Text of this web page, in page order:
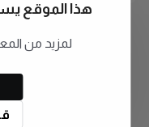
هذا الموقع
لمزيد من